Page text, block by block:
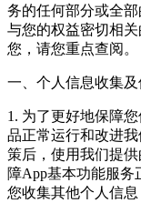
务的任何部分或全
与您的权益密切相
您，请您重点查阅。
一、个人信息收集及
1. 为了更好地保障
品正常运行和改进
策后，使用我们提
障App基本功能服务
您收集其他个人信